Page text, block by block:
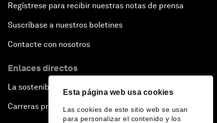
Esta página web usa cookies
Las cookies de este sitio web se usan
para personalizar el contenido y los
Regístrese para recibir nuestras notas de prensa
Suscríbase a nuestros boletines
Contacte con nosotros
Enlaces directos
La sostenibilidad en el Foro
Carreras profesionales